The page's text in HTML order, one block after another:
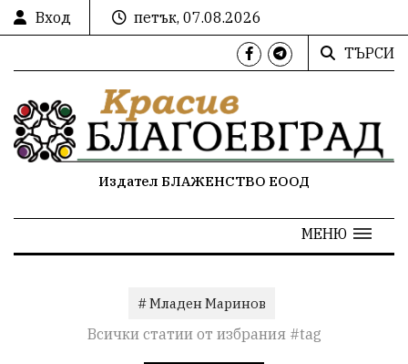
Вход
петък, 07.08.2026
ТЪРСИ
Издател БЛАЖЕНСТВО ЕООД
МЕНЮ
# Младен Маринов
Всички статии от избрания #tag